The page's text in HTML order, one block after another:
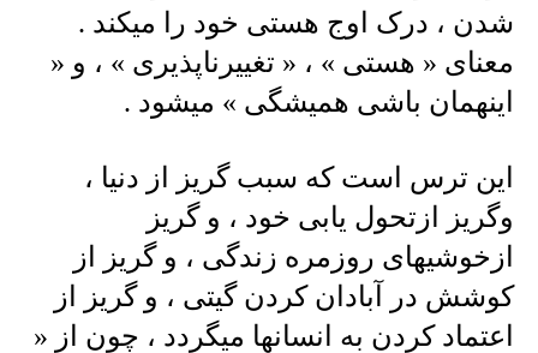
شدن ، درک اوج هستی خود را میکند .
معنای « هستی » ، « تغییرناپذیری » ، و «
اینهمان باشی همیشگی » میشود .
این ترس است که سبب گریز از دنیا ،
وگریز ازتحول یابی خود ، و گریز
ازخوشیهای روزمره زندگی ، و گریز از
کوشش در آبادان کردن گیتی ، و گریز از
اعتماد کردن به انسانها میگردد ، چون از «